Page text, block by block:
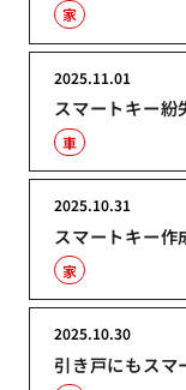
家
スマートキー紛
2025.11.01
車
スマートキー作
2025.10.31
家
引き戸にもスマ
2025.10.30